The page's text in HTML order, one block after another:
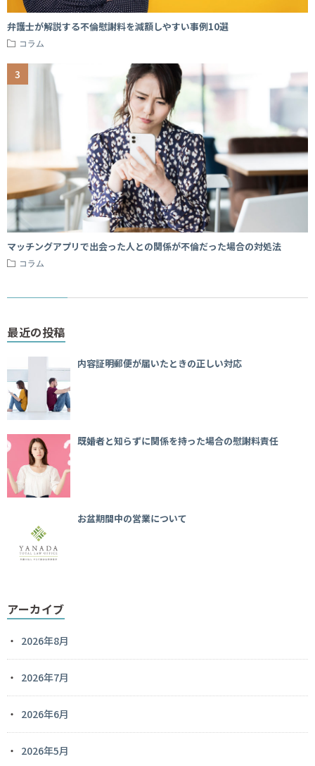
弁護士が解説する不倫慰謝料を減額しやすい事例10選
コラム
マッチングアプリで出会った人との関係が不倫だった場合の対処法
コラム
最近の投稿
内容証明郵便が届いたときの正しい対応
既婚者と知らずに関係を持った場合の慰謝料責任
お盆期間中の営業について
アーカイブ
2026年8月
2026年7月
2026年6月
2026年5月